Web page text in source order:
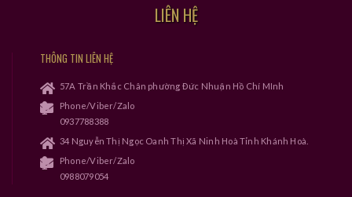
LIÊN HỆ
THÔNG TIN LIÊN HỆ
57A Trần Khắc Chân phường Đức Nhuận Hồ Chí MInh
Phone/Viber/Zalo
0937788388
34 Nguyễn Thị Ngọc Oanh Thị Xã Ninh Hoà Tỉnh Khánh Hoà.
Phone/Viber/Zalo
0988079054